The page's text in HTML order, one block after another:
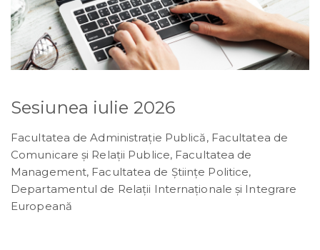
Sesiunea iulie 2026
Facultatea de Administraţie Publică, Facultatea de
Comunicare şi Relaţii Publice, Facultatea de
Management, Facultatea de Ştiinţe Politice,
Departamentul de Relaţii Internaţionale şi Integrare
Europeană